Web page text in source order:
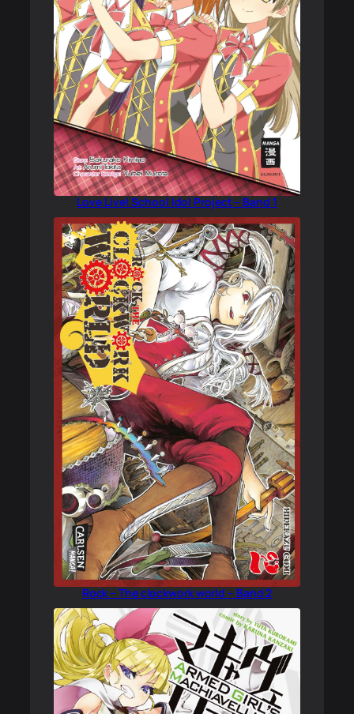
Love Live! School Idol Project – Band 1
Rock – The clockwork world – Band 2